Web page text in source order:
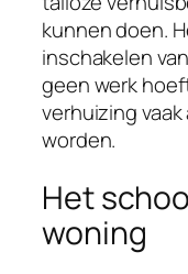
kunnen doen.
inschakelen
geen werk
verhuizing
worden.
Het
woning